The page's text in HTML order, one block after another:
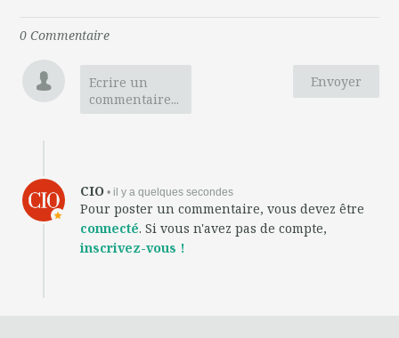
0 Commentaire
Envoyer
Ecrire un
commentaire...
CIO • il y a quelques secondes
Pour poster un commentaire, vous devez être
connecté. Si vous n'avez pas de compte,
inscrivez-vous !